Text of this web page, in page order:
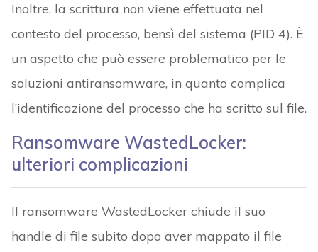
Inoltre, la scrittura non viene effettuata nel
contesto del processo, bensì del sistema (PID 4). È
un aspetto che può essere problematico per le
soluzioni antiransomware, in quanto complica
l’identificazione del processo che ha scritto sul file.
Ransomware WastedLocker:
ulteriori complicazioni
Il ransomware WastedLocker chiude il suo
handle di file subito dopo aver mappato il file